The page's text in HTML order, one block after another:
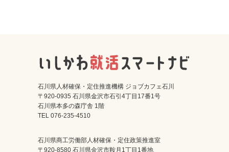
石川県人材確保・定住推進機構 ジョブカフェ石川
〒920-0935 石川県金沢市石引4丁目17番1号
石川県本多の森庁舎 1階
TEL 076-235-4510
石川県商工労働部人材確保・定住政策推進室
〒920-8580 石川県金沢市鞍月1丁目1番地